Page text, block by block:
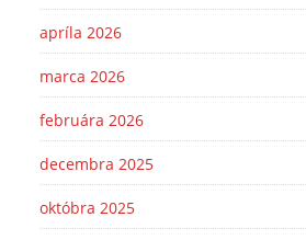
apríla 2026
marca 2026
februára 2026
decembra 2025
októbra 2025